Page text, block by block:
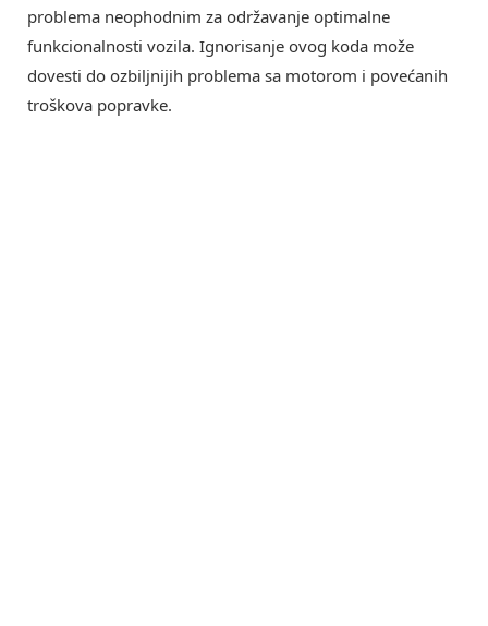
problema neophodnim za održavanje optimalne
funkcionalnosti vozila. Ignorisanje ovog koda može
dovesti do ozbiljnijih problema sa motorom i povećanih
troškova popravke.